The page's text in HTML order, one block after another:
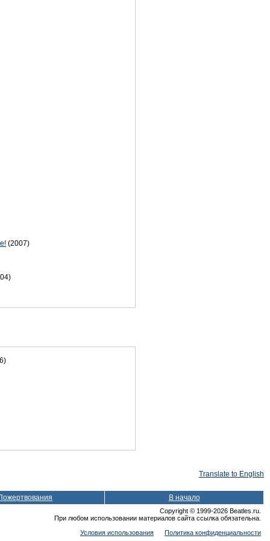
(2007)
Translate to English
В начало
Copyright © 1999-2026 Beatles.ru.
При любом использовании материалов сайта ссылка обязательна.
Условия использования
Политика конфиденциальности